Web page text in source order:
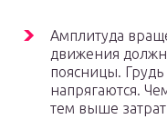
Амплитуда
движения
поясницы.
напрягаются.
тем выше